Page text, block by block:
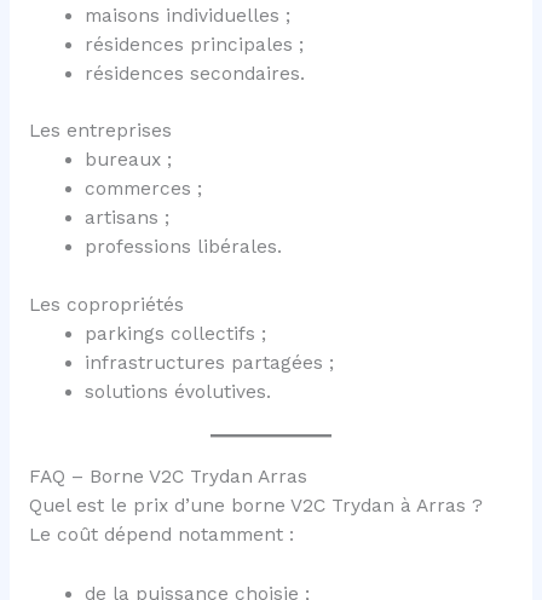
maisons individuelles ;
résidences principales ;
résidences secondaires.
Les entreprises
bureaux ;
commerces ;
artisans ;
professions libérales.
Les copropriétés
parkings collectifs ;
infrastructures partagées ;
solutions évolutives.
FAQ – Borne V2C Trydan Arras
Quel est le prix d’une borne V2C Trydan à Arras ?
Le coût dépend notamment :
de la puissance choisie ;